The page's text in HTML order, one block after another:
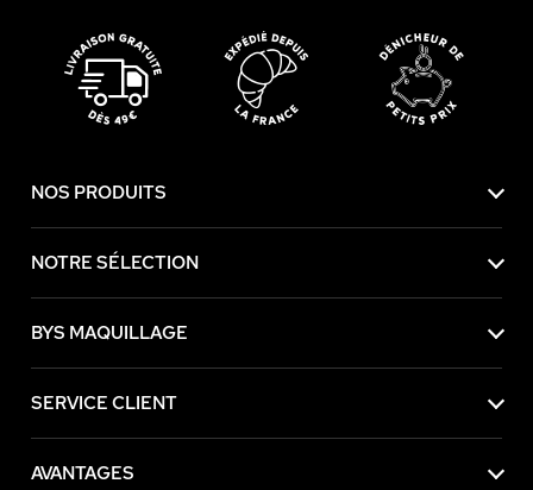
NOS PRODUITS
NOTRE SÉLECTION
BYS MAQUILLAGE
SERVICE CLIENT
AVANTAGES